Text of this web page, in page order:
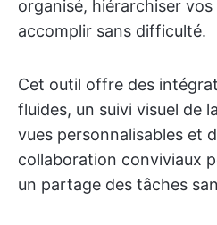
organisé, hiérarchiser
accomplir sans difficulté.
Cet outil offre des
fluides, un suivi visuel de
vues personnalisables et
collaboration conviviaux
un partage des tâches